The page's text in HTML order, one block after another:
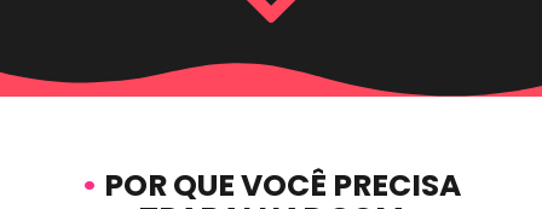
• POR QUE VOCÊ PRECISA